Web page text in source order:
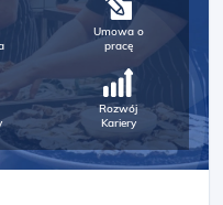
Umowa o
pracę
Rozwój
Kariery